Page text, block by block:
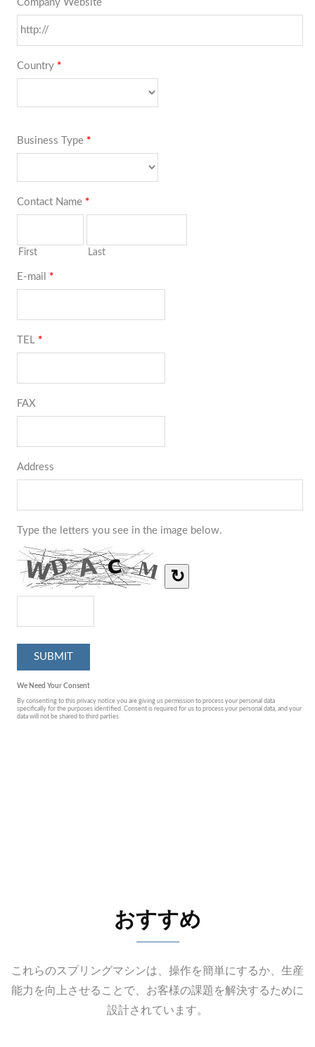
おすすめ
これらのスプリングマシンは、操作を簡単にするか、生産
能力を向上させることで、お客様の課題を解決するために
設計されています。